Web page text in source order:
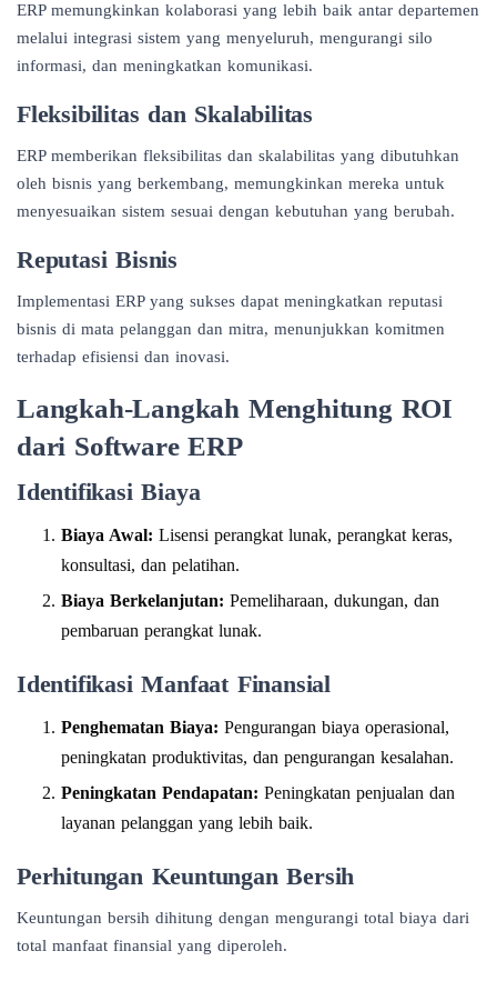
ERP memungkinkan kolaborasi yang lebih baik antar departemen
melalui integrasi sistem yang menyeluruh, mengurangi silo
informasi, dan meningkatkan komunikasi.
Fleksibilitas dan Skalabilitas
ERP memberikan fleksibilitas dan skalabilitas yang dibutuhkan
oleh bisnis yang berkembang, memungkinkan mereka untuk
menyesuaikan sistem sesuai dengan kebutuhan yang berubah.
Reputasi Bisnis
Implementasi ERP yang sukses dapat meningkatkan reputasi
bisnis di mata pelanggan dan mitra, menunjukkan komitmen
terhadap efisiensi dan inovasi.
Langkah-Langkah Menghitung ROI
dari Software ERP
Identifikasi Biaya
Biaya Awal: Lisensi perangkat lunak, perangkat keras,
konsultasi, dan pelatihan.
Biaya Berkelanjutan: Pemeliharaan, dukungan, dan
pembaruan perangkat lunak.
Identifikasi Manfaat Finansial
Penghematan Biaya: Pengurangan biaya operasional,
peningkatan produktivitas, dan pengurangan kesalahan.
Peningkatan Pendapatan: Peningkatan penjualan dan
layanan pelanggan yang lebih baik.
Perhitungan Keuntungan Bersih
Keuntungan bersih dihitung dengan mengurangi total biaya dari
total manfaat finansial yang diperoleh.